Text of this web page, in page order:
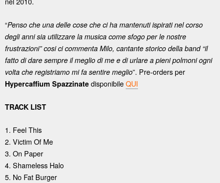
“Penso che una delle cose che ci ha mantenuti ispirati nel corso
degli anni sia utilizzare la musica come sfogo per le nostre
frustrazioni” cosi ci commenta Milo, cantante storico della band “il
fatto di dare sempre il meglio di me e di urlare a pieni polmoni ogni
volta che registriamo mi fa sentire meglio”. Pre-orders per
Hypercaffium Spazzinate disponibileQUI
TRACK LIST
1. Feel This
2. Victim Of Me
3. On Paper
4. Shameless Halo
5. No Fat Burger